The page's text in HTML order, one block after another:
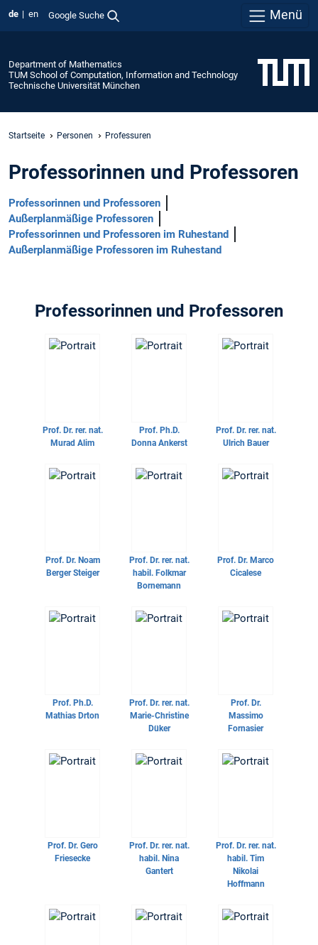
de en Google Suche Menü
Department of Mathematics
TUM School of Computation, Information and Technology
Technische Universität München
Startseite Personen Professuren
Professorinnen und Professoren
Professorinnen und Professoren
Außerplanmäßige Professoren
Professorinnen und Professoren im Ruhestand
Außerplanmäßige Professoren im Ruhestand
Professorinnen und Professoren
Prof. Dr. rer. nat.
Murad Alim
Prof. Ph.D.
Donna Ankerst
Prof. Dr. rer. nat.
Ulrich Bauer
Prof. Dr.Noam
Berger Steiger
Prof. Dr. rer. nat.
habil.Folkmar
Bornemann
Prof. Dr. Marco
Cicalese
Prof. Ph.D.
Mathias Drton
Prof. Dr. rer. nat.
Marie-Christine
Düker
Prof. Dr.
Massimo
Fornasier
Prof. Dr.Gero
Friesecke
Prof. Dr. rer. nat.
habil. Nina
Gantert
Prof. Dr. rer. nat.
habil. Tim
Nikolai
Hoffmann